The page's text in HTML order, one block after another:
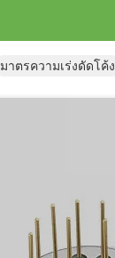
มาตรความเร่งดัดโค้ง